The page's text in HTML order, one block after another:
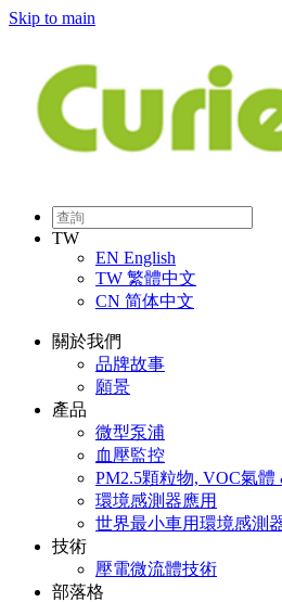
Skip to main
TW
EN English
TW 繁體中文
CN 简体中文
關於我們
品牌故事
願景
產品
微型泵浦
血壓監控
PM2.5顆粒物, VOC氣體
環境感測器應用
世界最小車用環境感測
技術
壓電微流體技術
部落格